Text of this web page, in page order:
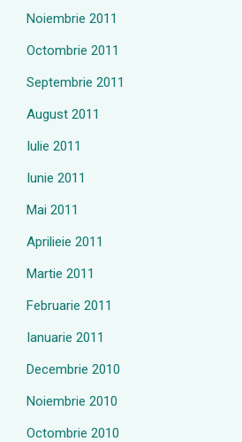
Noiembrie 2011
Octombrie 2011
Septembrie 2011
August 2011
Iulie 2011
Iunie 2011
Mai 2011
Aprilieie 2011
Martie 2011
Februarie 2011
Ianuarie 2011
Decembrie 2010
Noiembrie 2010
Octombrie 2010